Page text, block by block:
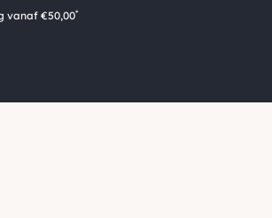
vanaf €50,00*